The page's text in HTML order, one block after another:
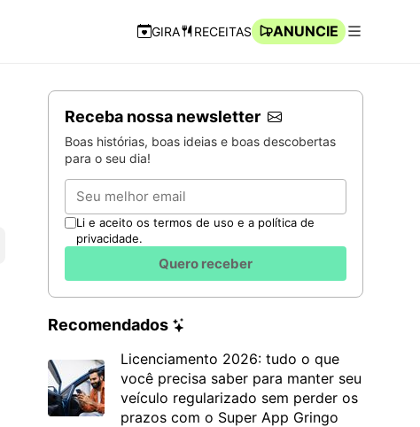
Navegação Rápida
GIRA RECEITAS
ANUNCIE
Receba nossa newsletter
Boas histórias, boas ideias e boas descobertas
para o seu dia!
Email
Li e aceito os termos de uso e a política de
privacidade.
Quero receber
Recomendados
Licenciamento 2026: tudo o que
você precisa saber para manter seu
veículo regularizado sem perder os
prazos com o Super App Gringo